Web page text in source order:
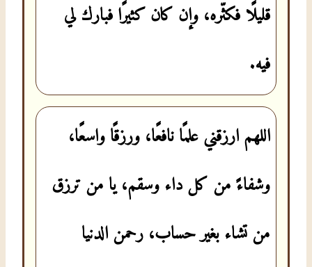
قليلًا فكثّره، وإن كان كثيرًا فبارك لي
فيه.
اللهم ارزقني علمًا نافعًا، ورزقًا واسعًا،
وشفاءً من كل داء وسقم، يا من ترزق
من تشاء بغير حساب، رحمن الدنيا